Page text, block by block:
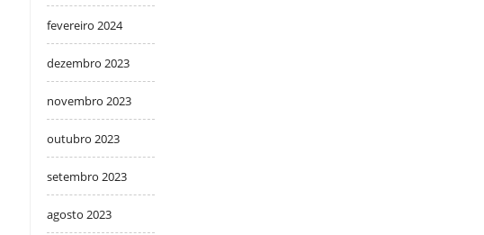
fevereiro 2024
dezembro 2023
novembro 2023
outubro 2023
setembro 2023
agosto 2023